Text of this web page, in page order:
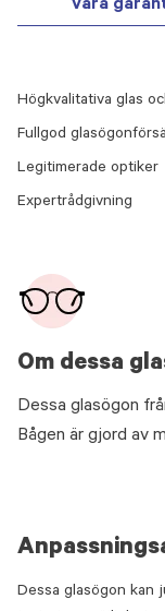
Våra
Om dessa
Dessa glasögon
Bågen är gjord av
Högkvalitativa glas
Fullgod
Legitimerade optiker
Expertrådgivning
Dessa glasögon kan